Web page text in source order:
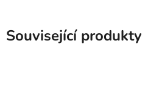
Související produkty